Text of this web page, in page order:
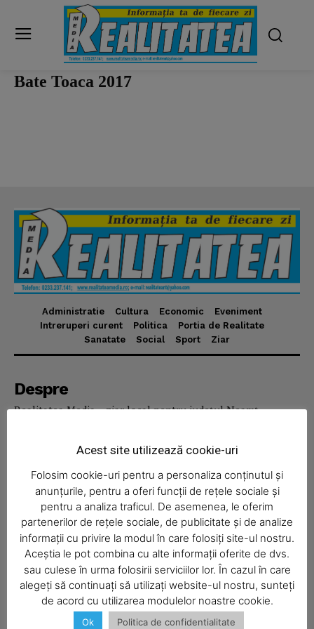
News Week
SUBSCRIBE NOW
Bate Toaca 2017
Administratie Cultura Economic
Eveniment
Intreruperi curent
Politica
Portia de Realitate
Sanatate
Social Sport Ziar
Despre
Realitatea Media – ziar local pentru județul Neamț,
Economic
Acasă
Economic
Politica
Acest site utilizează cookie-uri
Folosim cookie-uri pentru a personaliza conținutul și
anunțurile, pentru a oferi funcții de rețele sociale și
pentru a analiza traficul. De asemenea, le oferim
partenerilor de rețele sociale, de publicitate și de analize
informații cu privire la modul în care folosiți site-ul nostru.
Aceștia le pot combina cu alte informații oferite de dvs.
sau culese în urma folosirii serviciilor lor. În cazul în care
alegeți să continuați să utilizați website-ul nostru, sunteți
de acord cu utilizarea modulelor noastre cookie.
Ok Politica de confidentialitate